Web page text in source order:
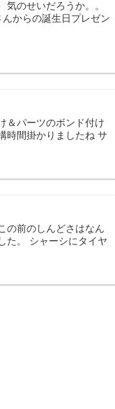
のせいだろうか。。
からの誕生日プレゼン
＆パーツのボンド付け
時間掛かりましたね サ
の前のしんどさはなん
た。 シャーシにタイヤ